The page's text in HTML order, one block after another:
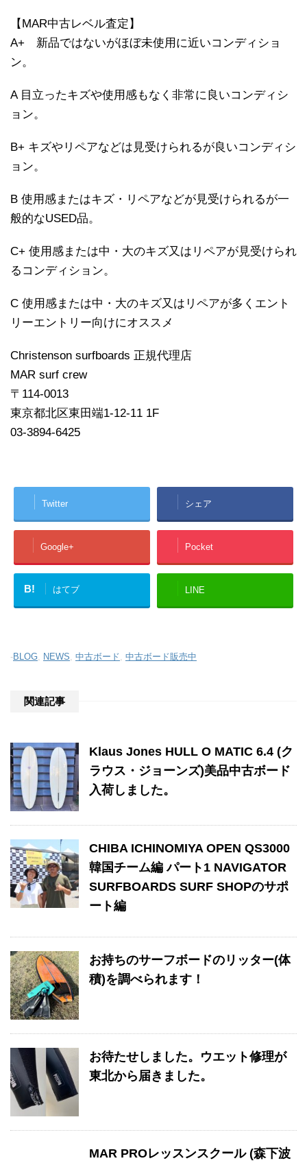
【MAR中古レベル査定】
A+ 新品ではないがほぼ未使用に近いコンディショ
ン。
A 目立ったキズや使用感もなく非常に良いコンディシ
ョン。
B+ キズやリペアなどは見受けられるが良いコンディシ
ョン。
B 使用感またはキズ・リペアなどが見受けられるが一
般的なUSED品。
C+ 使用感または中・大のキズ又はリペアが見受けられ
るコンディション。
C 使用感または中・大のキズ又はリペアが多くエント
リーエントリー向けにオススメ
Christenson surfboards 正規代理店
MAR surf crew
〒114-0013
東京都北区東田端1-12-11 1F
03-3894-6425
Twitter シェア
Google+ Pocket
B! はてブ LINE
-BLOG NEWS 中古ボード 中古ボード販売中
関連記事
Klaus Jones HULL O MATIC 6.4 (ク
ラウス・ジョーンズ)美品中古ボード
入荷しました。
CHIBA ICHINOMIYA OPEN QS3000
韓国チーム編 パート1 NAVIGATOR
SURFBOARDS SURF SHOPのサポ
ート編
お持ちのサーフボードのリッター(体
積)を調べられます！
お待たせしました。ウエット修理が
東北から届きました。
MAR PROレッスンスクール (森下波